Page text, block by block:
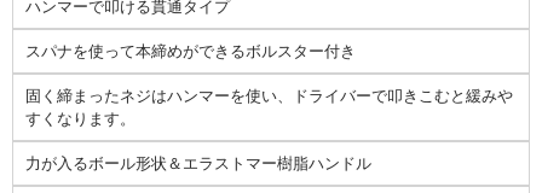
ハンマーで叩ける貫通タイプ
スパナを使って本締めができるボルスター付き
固く締まったネジはハンマーを使い、ドライバーで叩きこむと緩みや
すくなります。
力が入るボール形状＆エラストマー樹脂ハンドル